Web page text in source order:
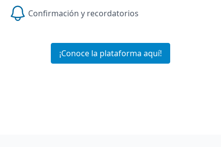
Confirmación y recordatorios
¡Conoce la plataforma aquí!